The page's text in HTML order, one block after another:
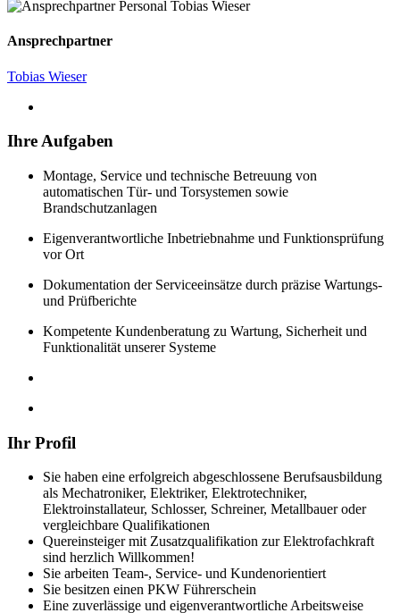
Ansprechpartner
Tobias Wieser
Ihre Aufgaben
Montage, Service und technische Betreuung von
automatischen Tür- und Torsystemen sowie
Brandschutzanlagen
Eigenverantwortliche Inbetriebnahme und Funktionsprüfung
vor Ort
Dokumentation der Serviceeinsätze durch präzise Wartungs-
und Prüfberichte
Kompetente Kundenberatung zu Wartung, Sicherheit und
Funktionalität unserer Systeme
Ihr Profil
Sie haben eine erfolgreich abgeschlossene Berufsausbildung
als Mechatroniker, Elektriker, Elektrotechniker,
Elektroinstallateur, Schlosser, Schreiner, Metallbauer oder
vergleichbare Qualifikationen
Quereinsteiger mit Zusatzqualifikation zur Elektrofachkraft
sind herzlich Willkommen!
Sie arbeiten Team-, Service- und Kundenorientiert
Sie besitzen einen PKW Führerschein
Eine zuverlässige und eigenverantwortliche Arbeitsweise